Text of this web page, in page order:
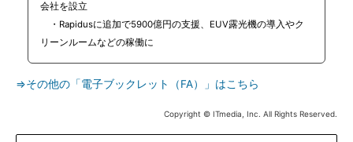
会社を設立
・Rapidusに追加で5900億円の支援、EUV露光機の導入やク
リーンルームなどの稼働に
⇒その他の「電子ブックレット（FA）」はこちら
Copyright © ITmedia, Inc. All Rights Reserved.